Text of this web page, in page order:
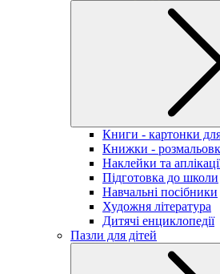
Книги - картонки
Книжки -
Наклейки та
Підготовка до школи
Навчальні посібники
Художня література
Дитячі енциклопедії
Пазли для дітей